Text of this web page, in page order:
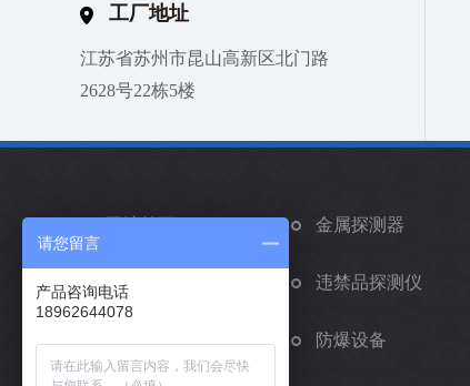
工厂地址
江苏省苏州市昆山高新区北门路
2628号22栋5楼
金属探测器
矫正手环 违禁品探测仪
车辆安检系统 防爆设备
请您留言
产品咨询电话
18962644078